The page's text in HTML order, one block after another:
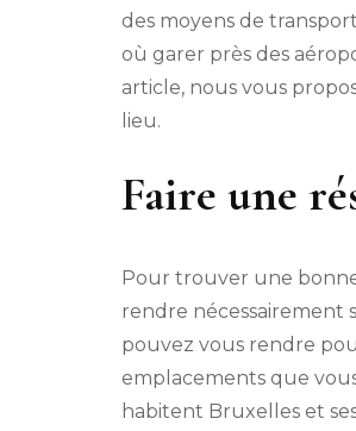
des moyens de
où garer près des
article, nous vous
lieu.
Faire une
Pour trouver une bonne
rendre nécessairement
pouvez vous rendre
emplacements que
habitent Bruxelles et